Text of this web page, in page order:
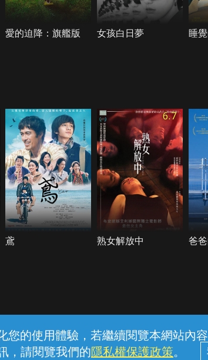
的使用體驗，若繼續閱覽本網站內
，請閱覽我們的隱私權保護政策。
愛的迫降：旗艦版 女孩白日夢 睡
鳶
6.7
熟女解放中 爸
線上客服 服務條款 隱私權保護
份有限公司個人家庭分公司 (統一編號：96979949) ©